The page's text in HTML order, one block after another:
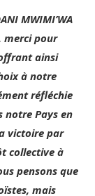
MWIMI’WA
merci pour
ainsi
à notre
réfléchie
notre Pays en
victoire par
collective à
pensons que
mais